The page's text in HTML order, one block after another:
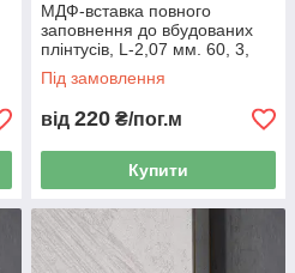
МДФ-вставка повного
заповнення до вбудованих
плінтусів, L-2,07 мм. 60, 3,
RAL/NCS
Під замовлення
від 220 ₴/пог.м
Купити